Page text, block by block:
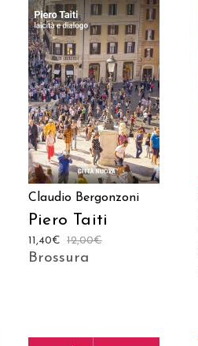
AGGIUNGI AL CARRELLO
Claudio Bergonzoni
Piero Taiti
12,00€
11,40€
Brossura